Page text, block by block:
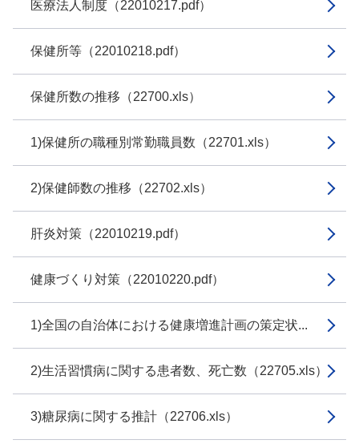
医療法人制度（22010217.pdf）
保健所等（22010218.pdf）
保健所数の推移（22700.xls）
1)保健所の職種別常勤職員数（22701.xls）
2)保健師数の推移（22702.xls）
肝炎対策（22010219.pdf）
健康づくり対策（22010220.pdf）
1)全国の自治体における健康増進計画の策定状...
2)生活習慣病に関する患者数、死亡数（22705.xls）
3)糖尿病に関する推計（22706.xls）